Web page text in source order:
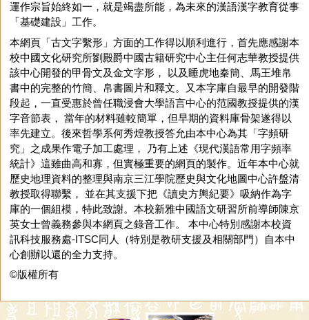
運作宗旨始終如一，就是竭盡所能，為未來的漢語漢字教育從事
「基礎建設」工作。
本網頁「古文字繫形」方面的工作得以順利進行，首先應感謝本
校中國文化研究所劉殿爵中國古籍研究中心主任何志華教授提供
該中心開發的甲骨文及金文字形， 以及睡虎地秦簡、馬王堆帛
書中的完整的竹簡、帛書圖片和釋文。又本字庫自最早的開發階
段起，一直受惠於曾任職浸會大學語言中心的范國教授提供的漢
字音節表， 當年的材料雖較簡單，但早期的資料庫骨架遂得以
率先建立。後來哲學系何秀煌教授答允由本中心為其「字頻研
究」之成果作電子加工處理， 乃有上述《現代漢語常用字頻率
統計》這雖曲高和寡，但實極重要的網頁的製作。近年本中心就
歷史地理資料的整理與南京三江學院歷史與文化地圖中心許盤清
教授取得聯繫， 並在其支援下把《讀史方輿紀要》吸納作為字
庫的一個組模，特此致謝。本校新雅中國語文研習所前導師陳京
英女士曾義務參與本網頁之錄音工作。 本中心特別感謝本校資
訊科技服務處-ITSC同人（特別是教研支援及相關部門）自本中
心創辦以還的全力支持。
©版權所有